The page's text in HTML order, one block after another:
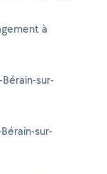
à
sur-
sur-